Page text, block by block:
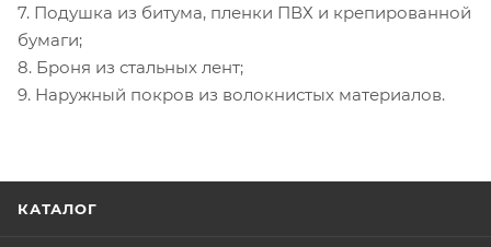
7. Подушка из битума, пленки ПВХ и крепированной
бумаги;
8. Броня из стальных лент;
9. Наружный покров из волокнистых материалов.
КАТАЛОГ